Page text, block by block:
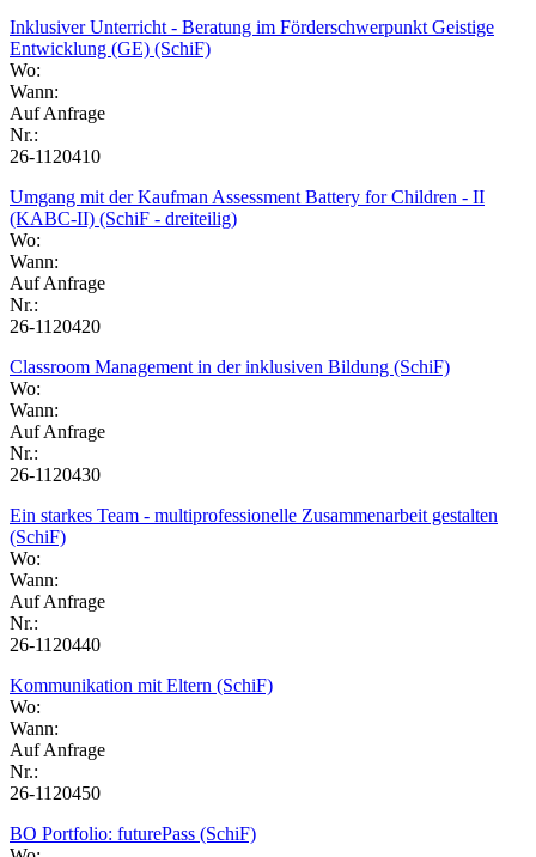
Inklusiver Unterricht - Beratung im Förderschwerpunkt Geistige
Entwicklung (GE) (SchiF)
Wo:
Wann:
Auf Anfrage
Nr.:
26-1120410
Umgang mit der Kaufman Assessment Battery for Children - II
(KABC-II) (SchiF - dreiteilig)
Wo:
Wann:
Auf Anfrage
Nr.:
26-1120420
Classroom Management in der inklusiven Bildung (SchiF)
Wo:
Wann:
Auf Anfrage
Nr.:
26-1120430
Ein starkes Team - multiprofessionelle Zusammenarbeit gestalten
(SchiF)
Wo:
Wann:
Auf Anfrage
Nr.:
26-1120440
Kommunikation mit Eltern (SchiF)
Wo:
Wann:
Auf Anfrage
Nr.:
26-1120450
BO Portfolio: futurePass (SchiF)